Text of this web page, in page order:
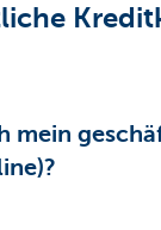
mein